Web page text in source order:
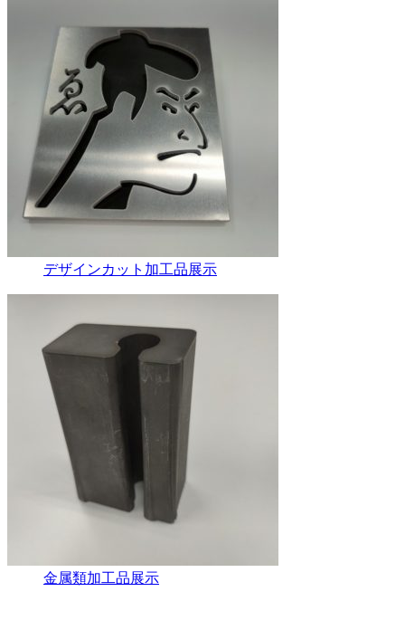
デザインカット加工品展示
金属類加工品展示